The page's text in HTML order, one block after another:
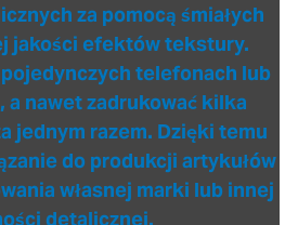
za pomocą śmiałych
jakości efektów tekstury.
telefonach lub
a nawet zadrukować kilka
jednym razem. Dzięki temu
do produkcji artykułów
własnej marki lub innej
detalicznej.